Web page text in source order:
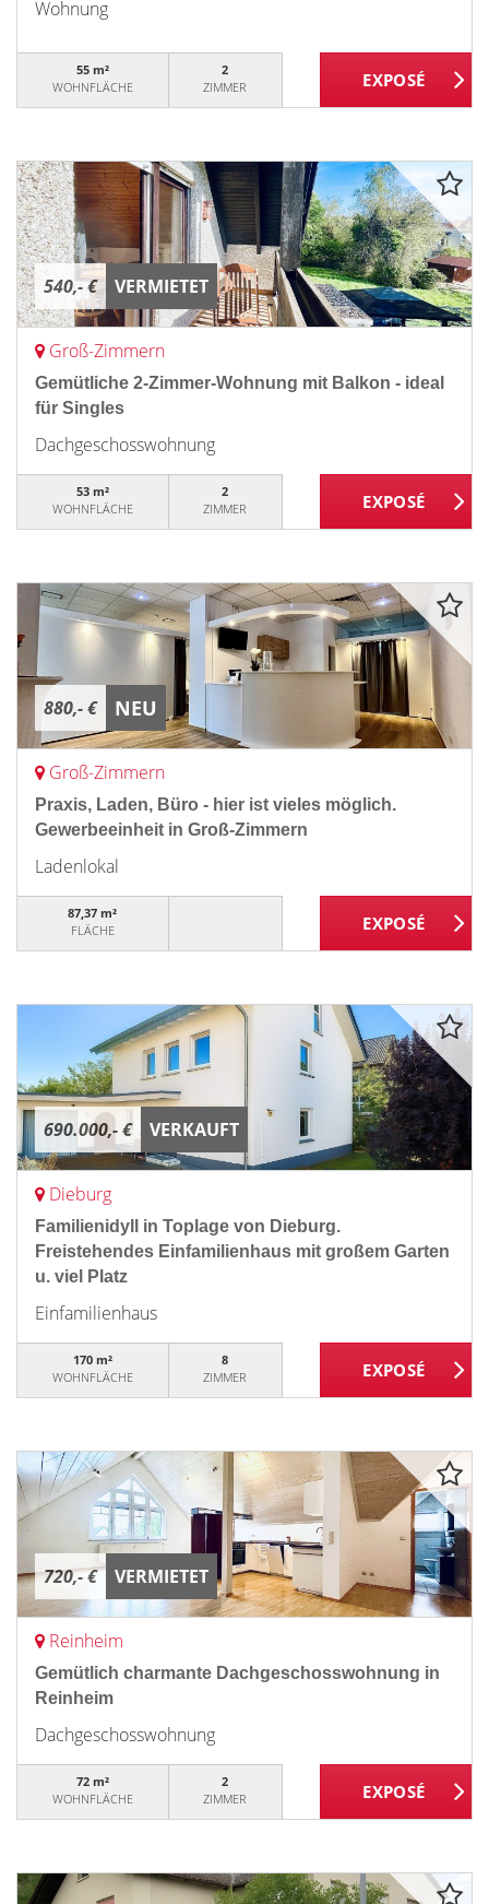
Wohnung
55 m²
WOHNFLÄCHE
2
ZIMMER
540,- € VERMIETET
Groß-Zimmern
Gemütliche 2-Zimmer-Wohnung mit Balkon - ideal
für Singles
Dachgeschosswohnung
53 m²
WOHNFLÄCHE
2
ZIMMER
880,- € NEU
Groß-Zimmern
Praxis, Laden, Büro - hier ist vieles möglich.
Gewerbeeinheit in Groß-Zimmern
Ladenlokal
87,37 m²
FLÄCHE
690.000,- € VERKAUFT
Dieburg
Familienidyll in Toplage von Dieburg.
Freistehendes Einfamilienhaus mit großem Garten
u. viel Platz
Einfamilienhaus
170 m²
WOHNFLÄCHE
8
ZIMMER
720,- € VERMIETET
Reinheim
Gemütlich charmante Dachgeschosswohnung in
Reinheim
Dachgeschosswohnung
72 m²
WOHNFLÄCHE
2
ZIMMER